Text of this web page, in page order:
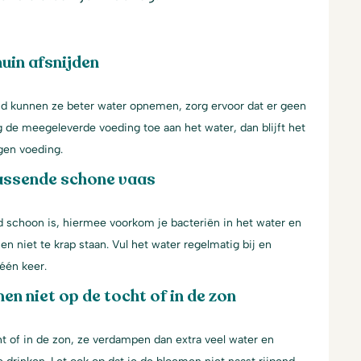
afsnijden
kunnen ze beter water opnemen, zorg ervoor dat er geen
de meegeleverde voeding toe aan het water, dan blijft het
voeding.
schone vaas
schoon is, hiermee voorkom je bacteriën in het water en
niet te krap staan. Vul het water regelmatig bij en
keer.
niet op de tocht of in de zon
of in de zon, ze verdampen dan extra veel water en